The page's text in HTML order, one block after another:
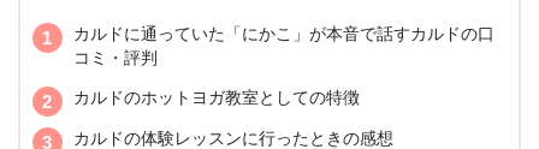
カルドに通っていた「にかこ」が本音で話すカルドの口
コミ・評判
カルドのホットヨガ教室としての特徴
カルドの体験レッスンに行ったときの感想